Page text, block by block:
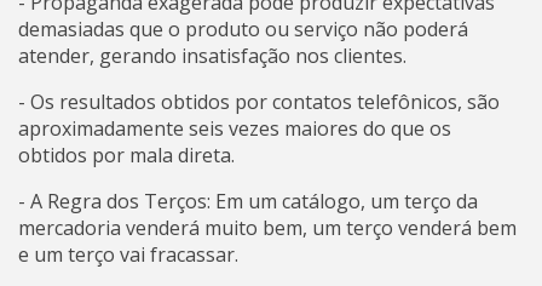
demasiadas que o produto ou serviço não poderá
atender, gerando insatisfação nos clientes.
- Os resultados obtidos por contatos telefônicos, são
aproximadamente seis vezes maiores do que os
obtidos por mala direta.
- A Regra dos Terços: Em um catálogo, um terço da
mercadoria venderá muito bem, um terço venderá bem
e um terço vai fracassar.